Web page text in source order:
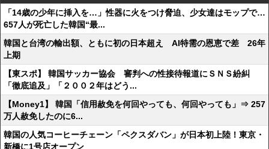
「14歳の少年に挿入を…」性器に火をつけ脅迫、少女達はモップで…
657人が死亡した韓国“最...
韓国と台湾の輸出額、ともに初の日本超え AI特需の恩恵で差 26年
上期
【東スポ】 韓国サッカー協会 審判への性接待報道にＳＮＳ紛糾
「徹底追及」「２００２年はどう...
【Money1】 韓国「信用赦免を何回やっても、何回やっても」⇒ 257
万人赦免したのに6...
韓国の人気コーヒーチェーン「ペクスダバン」が日本初上陸！東京・
新橋に1号店オープン